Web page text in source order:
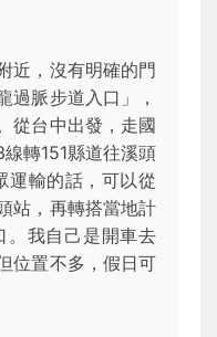
近，沒有明確的門
過脈步道入口」，
從台中出發，走國
轉151縣道往溪頭
運輸的話，可以從
站，再轉搭當地計
。我自己是開車去
位置不多，假日可